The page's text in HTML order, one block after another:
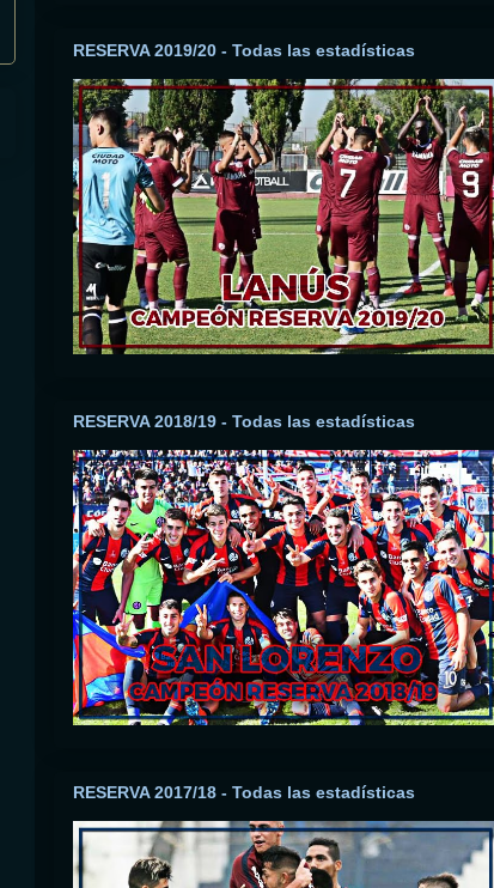
RESERVA 2019/20 - Todas las estadísticas
RESERVA 2018/19 - Todas las estadísticas
RESERVA 2017/18 - Todas las estadísticas